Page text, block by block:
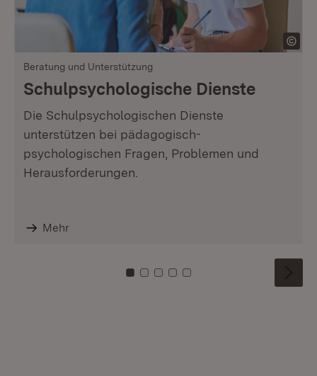
Beratung und Unterstützung
Schulpsychologische Dienste
Die Schulpsychologischen Dienste
unterstützen bei pädagogisch-
psychologischen Fragen, Problemen und
Herausforderungen.
Mehr
Zu Kachel: 0
Zu Kachel: 1
Zu Kachel: 2
Zu Kachel: 3
Zu Kachel: 4